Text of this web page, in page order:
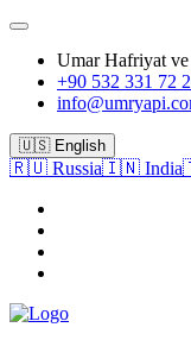
Umar Hafriyat ve
+90 532 331 72
🇺🇸 English
🇷🇺 Russia🇮🇳 India